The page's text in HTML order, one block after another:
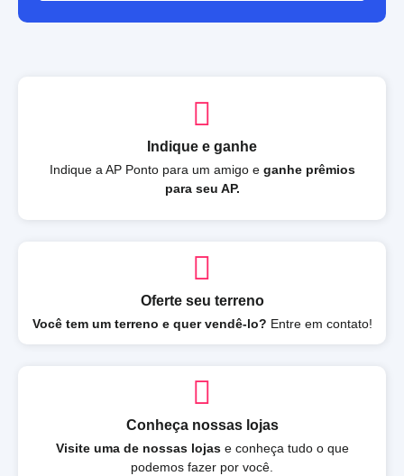
Indique e ganhe
Indique a AP Ponto para um amigo e ganhe prêmios
para seu AP.
Oferte seu terreno
Você tem um terreno e quer vendê-lo? Entre em contato!
Conheça nossas lojas
Visite uma de nossas lojase conheça tudo o que
podemos fazer por você.